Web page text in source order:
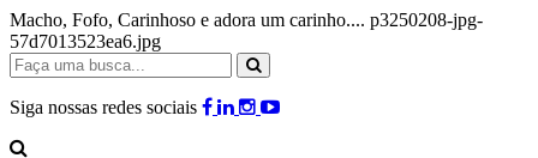
Macho, Fofo, Carinhoso e adora um carinho.... p3250208-jpg-
57d7013523ea6.jpg
Siga nossas redes sociais